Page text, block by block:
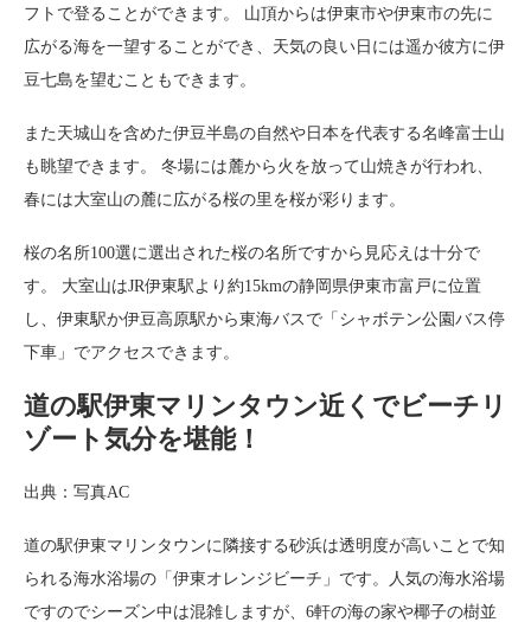
フトで登ることができます。 山頂からは伊東市や伊東市の先に
広がる海を一望することができ、天気の良い日には遥か彼方に伊
豆七島を望むこともできます。
また天城山を含めた伊豆半島の自然や日本を代表する名峰富士山
も眺望できます。 冬場には麓から火を放って山焼きが行われ、
春には大室山の麓に広がる桜の里を桜が彩ります。
桜の名所100選に選出された桜の名所ですから見応えは十分で
す。 大室山はJR伊東駅より約15kmの静岡県伊東市富戸に位置
し、伊東駅か伊豆高原駅から東海バスで「シャボテン公園バス停
下車」でアクセスできます。
道の駅伊東マリンタウン近くでビーチリ
ゾート気分を堪能！
出典：写真AC
道の駅伊東マリンタウンに隣接する砂浜は透明度が高いことで知
られる海水浴場の「伊東オレンジビーチ」です。人気の海水浴場
ですのでシーズン中は混雑しますが、6軒の海の家や椰子の樹並